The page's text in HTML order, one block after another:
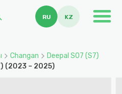
RU KZ
Changan
Deepal S07 (S7)
(2023 – 2025)